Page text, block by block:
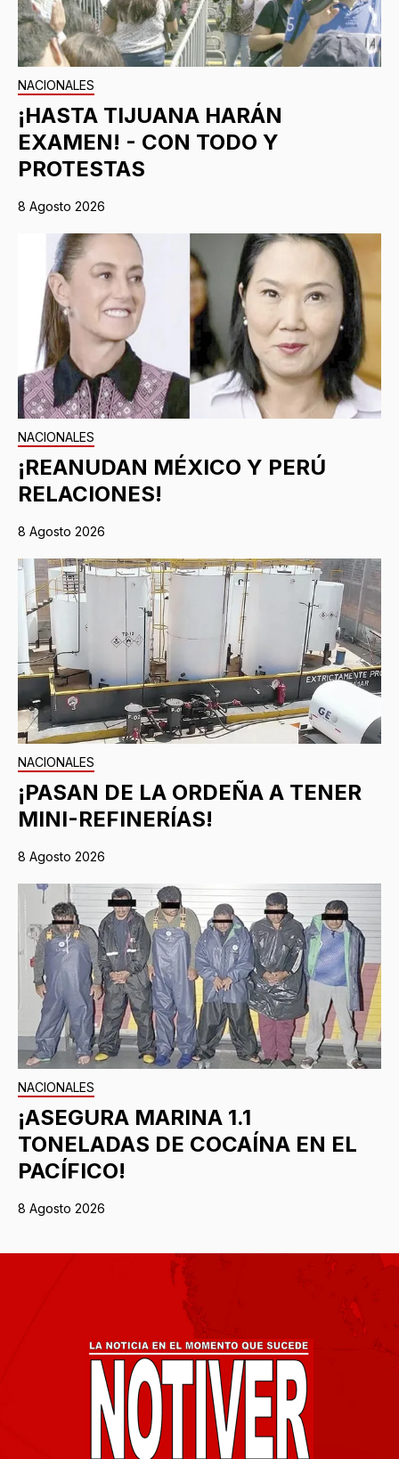
NACIONALES
¡HASTA TIJUANA HARÁN
EXAMEN! - CON TODO Y
PROTESTAS
8 Agosto 2026
NACIONALES
¡REANUDAN MÉXICO Y PERÚ
RELACIONES!
8 Agosto 2026
NACIONALES
¡PASAN DE LA ORDEÑA A TENER
MINI-REFINERÍAS!
8 Agosto 2026
NACIONALES
¡ASEGURA MARINA 1.1
TONELADAS DE COCAÍNA EN EL
PACÍFICO!
8 Agosto 2026